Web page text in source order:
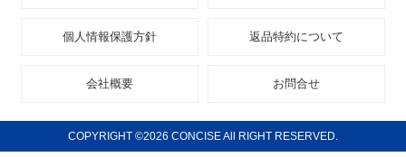
個人情報保護方針 返品特約について
会社概要 お問合せ
COPYRIGHT ©2026 CONCISE All RIGHT RESERVED.